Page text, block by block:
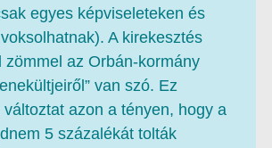
egyes képviseleteken és
A kirekesztés
zömmel az Orbán-kormány
van szó. Ez
azon a tényen, hogy a
5 százalékát tolták